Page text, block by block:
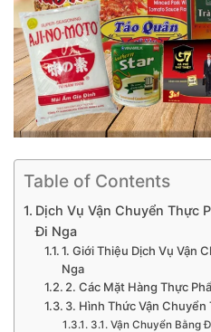
Table of Contents
Dịch Vụ Vận Chuyển Thực
Đi Nga
1. Giới Thiệu Dịch Vụ Vận
Nga
2. Các Mặt Hàng Thực
3. Hình Thức Vận Chuyển
3.1. Vận Chuyển Bằng